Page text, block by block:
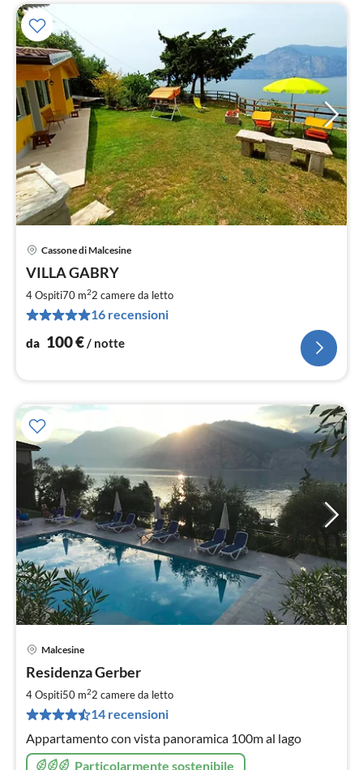
Cassone di Malcesine
VILLA GABRY
4 Ospiti70 m22 camere da letto
16 recensioni
da 100€ / notte
Malcesine
Residenza Gerber
4 Ospiti50 m22 camere da letto
14 recensioni
Appartamento con vista panoramica 100m al lago
Particolarmente sostenibile